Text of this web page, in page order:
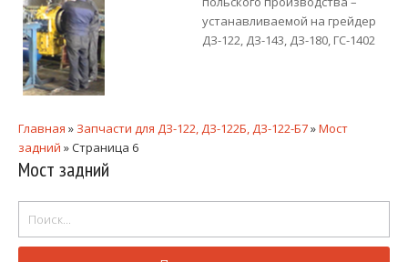
устанавливаемой на грейдер
ДЗ-122, ДЗ-143, ДЗ-180, ГС-1402
Главная » Запчасти для ДЗ-122, ДЗ-122Б, ДЗ-122-Б7»Мост
задний »Страница 6
Мост задний